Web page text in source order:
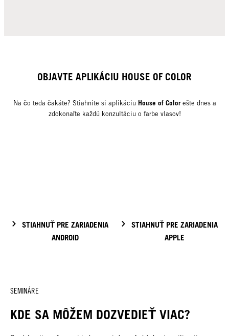
OBJAVTE APLIKÁCIU HOUSE OF COLOR
Na čo teda čakáte? Stiahnite si aplikáciu House of Colorešte dnes a
zdokonaľte každú konzultáciu o farbe vlasov!
STIAHNUŤ PRE ZARIADENIA
ANDROID
STIAHNUŤ PRE ZARIADENIA
APPLE
SEMINÁRE
KDE SA MÔŽEM DOZVEDIEŤ VIAC?